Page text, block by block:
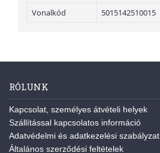
Vonalkód
5015142510015
RÓLUNK
Kapcsolat, személyes átvételi helyek
Szállítással kapcsolatos információ
Adatvédelmi és adatkezelési szabályzat
Általános szerződési feltételek